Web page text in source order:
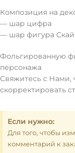
Композиция на
— шар цифра
— шар фигура Скай
Фольгированную
персонажа
Свяжитесь с Нами,
скорректировать
Если нужно:
Для того, чтобы
комментарий к